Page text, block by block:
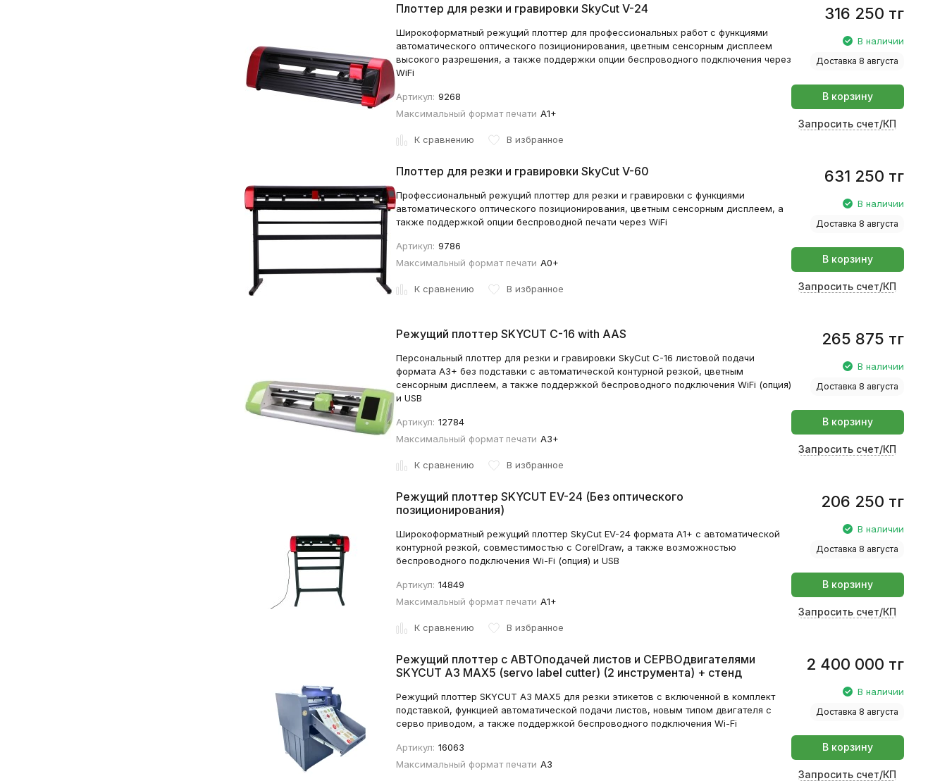
Плоттер для резки и гравировки SkyCut V-24
Широкоформатный режущий плоттер для профессиональных работ с функциями
автоматического оптического позиционирования, цветным сенсорным дисплеем
высокого разрешения, а также поддержки опции беспроводного подключения через
WiFi
Артикул: 9268
Максимальный формат печати А1+
К сравнению В избранное
316 250 тг
В наличии
Доставка 8 августа
В корзину
Запросить счет/КП
Плоттер для резки и гравировки SkyCut V-60
Профессиональный режущий плоттер для резки и гравировки с функциями
автоматического оптического позиционирования, цветным сенсорным дисплеем, а
также поддержкой опции беспроводной печати через WiFi
Артикул: 9786
Максимальный формат печати A0+
К сравнению В избранное
631 250 тг
В наличии
Доставка 8 августа
В корзину
Запросить счет/КП
Режущий плоттер SKYCUT C-16 with AAS
Персональный плоттер для резки и гравировки SkyCut C-16 листовой подачи
формата A3+ без подставки с автоматической контурной резкой, цветным
сенсорным дисплеем, а также поддержкой беспроводного подключения WiFi (опция)
и USB
Артикул: 12784
Максимальный формат печати А3+
К сравнению В избранное
265 875 тг
В наличии
Доставка 8 августа
В корзину
Запросить счет/КП
Режущий плоттер SKYCUT EV-24 (Без оптического
позиционирования)
Широкоформатный режущий плоттер SkyCut EV-24 формата А1+ c автоматической
контурной резкой, совместимостью с CorelDraw, а также возможностью
беспроводного подключения Wi-Fi (опция) и USB
Артикул: 14849
Максимальный формат печати А1+
К сравнению В избранное
206 250 тг
В наличии
Доставка 8 августа
В корзину
Запросить счет/КП
Режущий плоттер с АВТОподачей листов и СЕРВОдвигателями
SKYCUT A3 MAX5 (servo label cutter) (2 инструмента) + стенд
Режущий плоттер SKYCUT A3 MAX5 для резки этикетов с включенной в комплект
подставкой, функцией автоматической подачи листов, новым типом двигателя с
серво приводом, а также поддержкой беспроводного подключения Wi-Fi
Артикул: 16063
Максимальный формат печати А3
2 400 000 тг
В наличии
Доставка 8 августа
В корзину
Запросить счет/КП